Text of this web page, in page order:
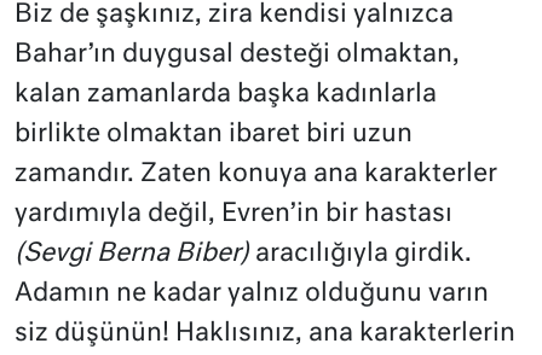
Biz de şaşkınız, zira kendisi yalnızca
Bahar’ın duygusal desteği olmaktan,
kalan zamanlarda başka kadınlarla
birlikte olmaktan ibaret biri uzun
zamandır. Zaten konuya ana karakterler
yardımıyla değil, Evren’in bir hastası
(Sevgi Berna Biber) aracılığıyla girdik.
Adamın ne kadar yalnız olduğunu varın
siz düşünün! Haklısınız, ana karakterlerin